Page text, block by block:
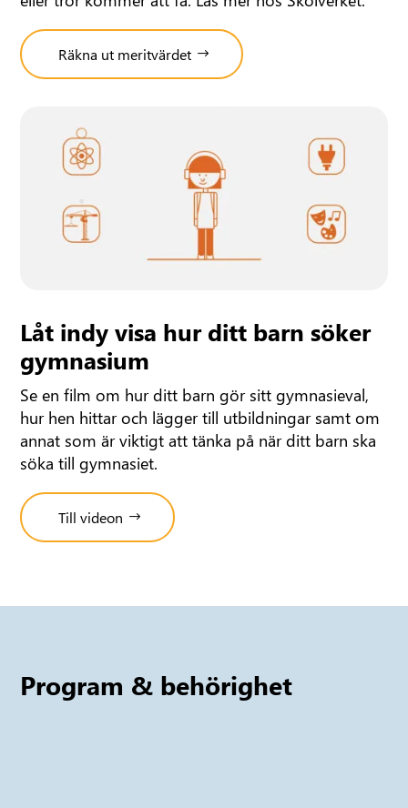
Räkna ut meritvärdet
Låt indy visa hur ditt barn söker
gymnasium
Se en film om hur ditt barn gör sitt gymnasieval,
hur hen hittar och lägger till utbildningar samt om
annat som är viktigt att tänka på när ditt barn ska
söka till gymnasiet.
Till videon
Program & behörighet